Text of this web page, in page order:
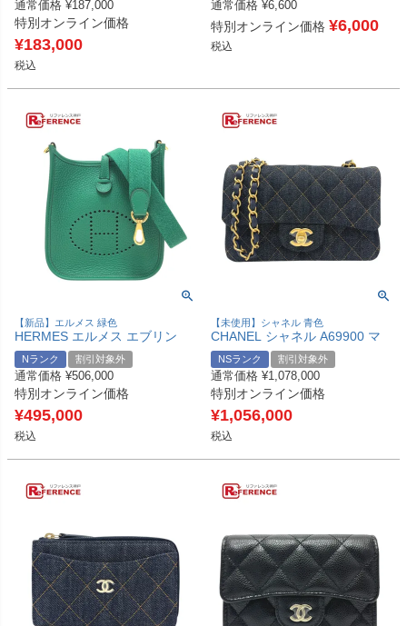
ォレット 長財布 レザー メンズ
ブラック 【中古】
通常価格 ¥187,000
特別オンライン価格
¥183,000
税込
り財布 レザー レディース ブラ
ウン 【中古】
通常価格 ¥6,600
特別オンライン価格 ¥6,000
税込
【新品】エルメス 緑色
HERMES エルメス エブリン
TPM/16 アマゾーヌ カバン バ
ッグ エブリン ショルダーバッ
グ トリヨンクレマンス レディ
ース ヴェールヴェルティゴ グ
リーン 【新品】
Nランク 割引対象外
通常価格 ¥506,000
特別オンライン価格
¥495,000
税込
【未使用】シャネル 青色
CHANEL シャネル A69900 マ
トラッセミニ マトラッセ20 シ
ングルチェーン カバン 斜め掛
け 肩掛け ショルダーバッグ デ
ニム レディース インディゴブ
ルー ブルー 未使用 【中古】
NSランク 割引対象外
通常価格 ¥1,078,000
特別オンライン価格
¥1,056,000
税込